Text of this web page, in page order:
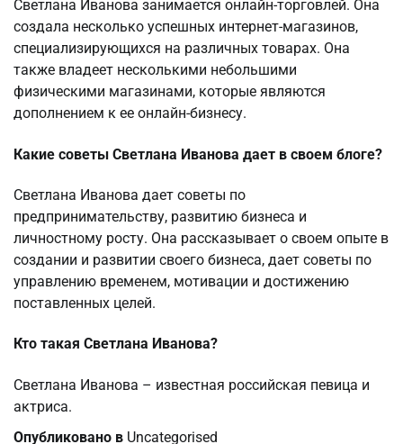
Светлана Иванова занимается онлайн-торговлей. Она
создала несколько успешных интернет-магазинов,
специализирующихся на различных товарах. Она
также владеет несколькими небольшими
физическими магазинами, которые являются
дополнением к ее онлайн-бизнесу.
Какие советы Светлана Иванова дает в своем блоге?
Светлана Иванова дает советы по
предпринимательству, развитию бизнеса и
личностному росту. Она рассказывает о своем опыте в
создании и развитии своего бизнеса, дает советы по
управлению временем, мотивации и достижению
поставленных целей.
Кто такая Светлана Иванова?
Светлана Иванова – известная российская певица и
актриса.
Опубликовано в Uncategorised